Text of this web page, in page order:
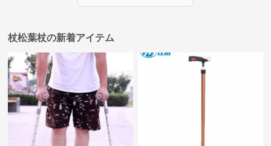
杖松葉杖の新着アイテム